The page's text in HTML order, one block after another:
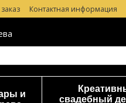
Контактная информация
и
свадебный